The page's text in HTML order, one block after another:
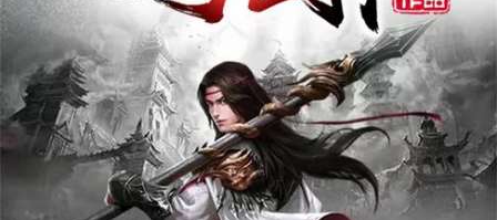
女裝 男裝 化妝保養 情趣用品
日本購物 電子/紙本書
HOT